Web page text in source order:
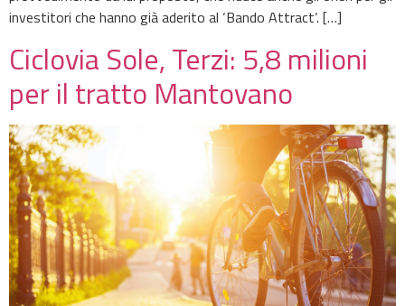
investitori che hanno già aderito al ‘Bando Attract‘. […]
Ciclovia Sole, Terzi: 5,8 milioni
per il tratto Mantovano